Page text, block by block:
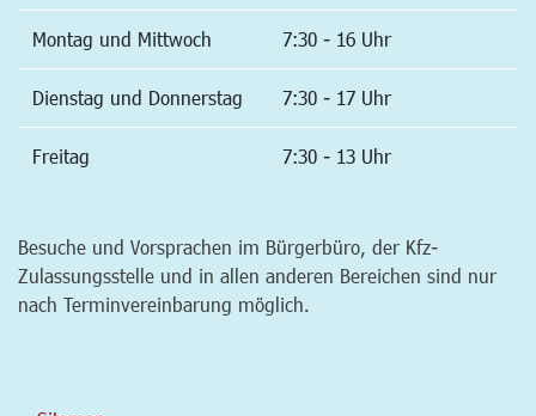
Montag und Mittwoch 7:30 - 16 Uhr
Dienstag und Donnerstag 7:30 - 17 Uhr
Freitag 7:30 - 13 Uhr
Besuche und Vorsprachen im Bürgerbüro, der Kfz-
Zulassungsstelle und in allen anderen Bereichen sind nur
nach Terminvereinbarung möglich.